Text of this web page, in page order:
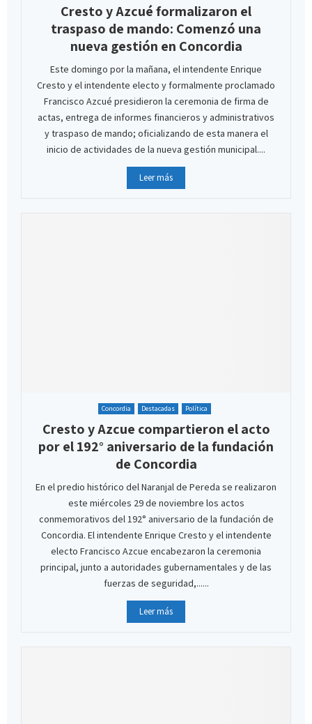
Cresto y Azcué formalizaron el
traspaso de mando: Comenzó una
nueva gestión en Concordia
Este domingo por la mañana, el intendente Enrique
Cresto y el intendente electo y formalmente proclamado
Francisco Azcué presidieron la ceremonia de firma de
actas, entrega de informes financieros y administrativos
y traspaso de mando; oficializando de esta manera el
inicio de actividades de la nueva gestión municipal....
Leer más
Concordia Destacadas Política
Cresto y Azcue compartieron el acto
por el 192° aniversario de la fundación
de Concordia
En el predio histórico del Naranjal de Pereda se realizaron
este miércoles 29 de noviembre los actos
conmemorativos del 192° aniversario de la fundación de
Concordia. El intendente Enrique Cresto y el intendente
electo Francisco Azcue encabezaron la ceremonia
principal, junto a autoridades gubernamentales y de las
fuerzas de seguridad,......
Leer más